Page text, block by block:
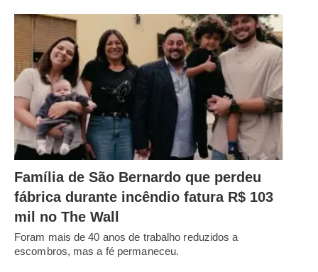
Família de São Bernardo que perdeu
fábrica durante incêndio fatura R$ 103
mil no The Wall
Foram mais de 40 anos de trabalho reduzidos a
escombros, mas a fé permaneceu.